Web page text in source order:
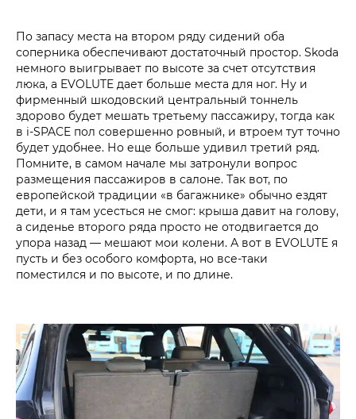
По запасу места на втором ряду сидений оба
соперника обеспечивают достаточный простор. Skoda
немного выигрывает по высоте за счет отсутствия
люка, а EVOLUTE дает больше места для ног. Ну и
фирменный шкодовский центральный тоннель
здорово будет мешать третьему пассажиру, тогда как
в i‑SPACE пол совершенно ровный, и втроем тут точно
будет удобнее. Но еще больше удивил третий ряд.
Помните, в самом начале мы затронули вопрос
размещения пассажиров в салоне. Так вот, по
европейской традиции «в багажнике» обычно ездят
дети, и я там усесться не смог: крыша давит на голову,
а сиденье второго ряда просто не отодвигается до
упора назад — мешают мои колени. А вот в EVOLUTE я
пусть и без особого комфорта, но все-таки
поместился и по высоте, и по длине.